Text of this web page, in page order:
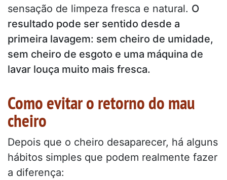
sensação de limpeza fresca e natural. O
resultado pode ser sentido desde a
primeira lavagem: sem cheiro de umidade,
sem cheiro de esgoto e uma máquina de
lavar louça muito mais fresca.
Como evitar o retorno do mau
cheiro
Depois que o cheiro desaparecer, há alguns
hábitos simples que podem realmente fazer
a diferença: